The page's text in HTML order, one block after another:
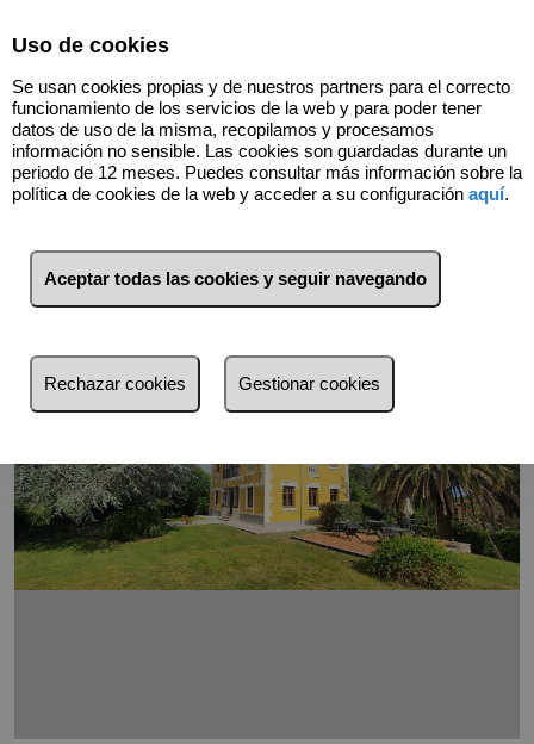
677053451
Volver
Uso de cookies
Se usan cookies propias y de nuestros partners para el correcto
funcionamiento de los servicios de la web y para poder tener
datos de uso de la misma, recopilamos y procesamos
información no sensible. Las cookies son guardadas durante un
periodo de 12 meses. Puedes consultar más información sobre la
política de cookies de la web y acceder a su configuración aquí.
Aceptar todas las cookies y seguir navegando
Rechazar cookies Gestionar cookies